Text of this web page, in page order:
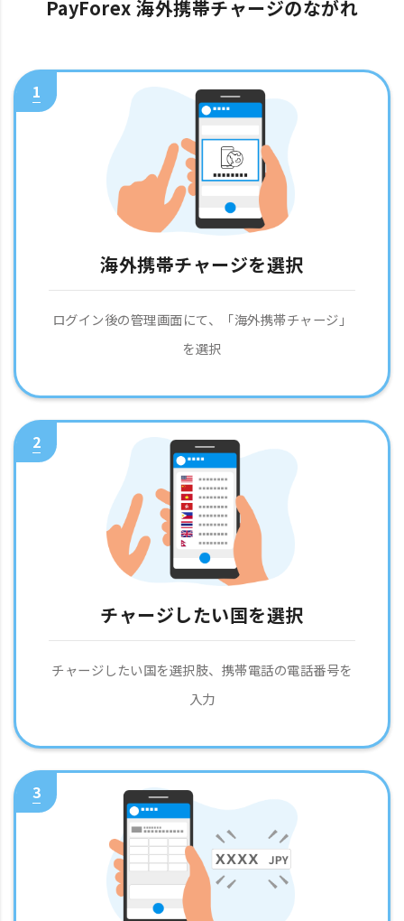
PayForex 海外携帯チャージのながれ
1
海外携帯チャージを選択
ログイン後の管理画面にて、「海外携帯チャージ」
を選択
2
チャージしたい国を選択
チャージしたい国を選択肢、携帯電話の電話番号を
入力
3